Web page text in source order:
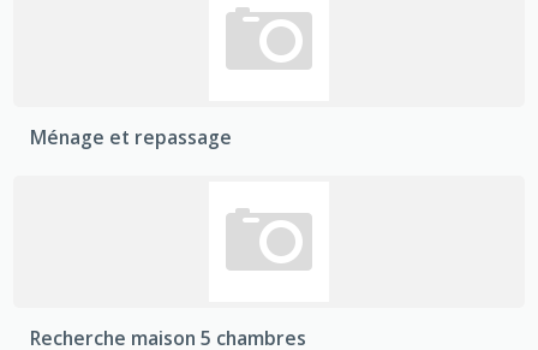
Ménage et repassage
Recherche maison 5 chambres